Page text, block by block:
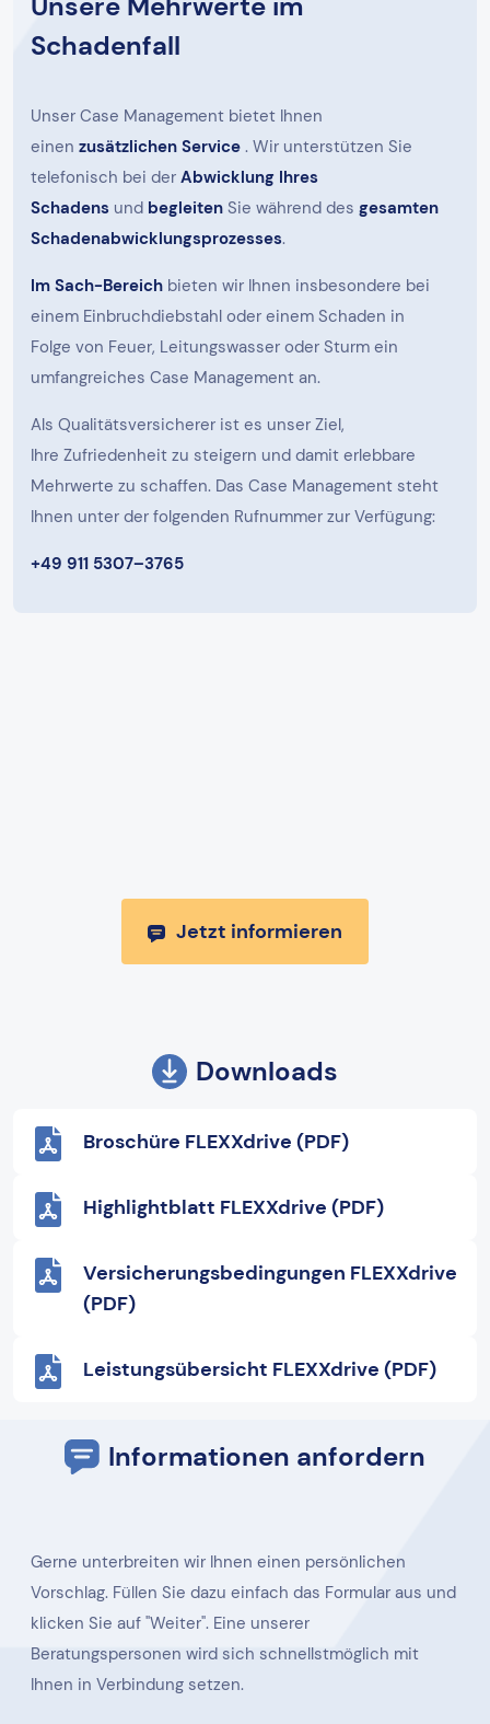
Schadenfall
Unser Case Management bietet Ihnen
einen zusätzlichen Service . Wir unterstützen Sie
telefonisch bei der Abwicklung Ihres
Schadens und begleiten Sie während des gesamten
Schadenabwicklungsprozesses.
Im Sach-Bereich bieten wir Ihnen insbesondere bei
einem Einbruchdiebstahl oder einem Schaden in
Folge von Feuer, Leitungswasser oder Sturm ein
umfangreiches Case Management an.
Als Qualitätsversicherer ist es unser Ziel,
Ihre Zufriedenheit zu steigern und damit erlebbare
Mehrwerte zu schaffen. Das Case Management steht
Ihnen unter der folgenden Rufnummer zur Verfügung:
+49 911 5307–3765
Jetzt informieren
Downloads
Broschüre FLEXXdrive (PDF)
Highlightblatt FLEXXdrive (PDF)
Versicherungsbedingungen FLEXXdrive
(PDF)
Leistungsübersicht FLEXXdrive (PDF)
Informationen anfordern
Gerne unterbreiten wir Ihnen einen persönlichen
Vorschlag. Füllen Sie dazu einfach das Formular aus und
klicken Sie auf "Weiter". Eine unserer
Beratungspersonen wird sich schnellstmöglich mit
Ihnen in Verbindung setzen.